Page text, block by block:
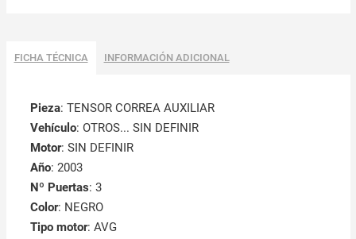
FICHA TÉCNICA INFORMACIÓN ADICIONAL
Pieza: TENSOR CORREA AUXILIAR
Vehículo: OTROS... SIN DEFINIR
Motor: SIN DEFINIR
Año: 2003
Nº Puertas: 3
Color: NEGRO
Tipo motor: AVG